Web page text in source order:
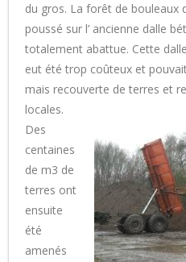
du gros. La forêt de bouleaux
poussé sur l’ ancienne dalle
totalement abattue. Cette
eut été trop coûteux et
mais recouverte de terres et
locales.
Des
centaines
de m3 de
terres ont
ensuite
été
amenés